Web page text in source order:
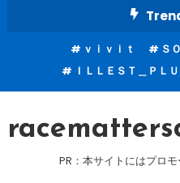
ｖｉｖｉｔ Ｓ
ＩＬＬＥＳＴ＿ＰＬ
PR：本サイトにはプロ